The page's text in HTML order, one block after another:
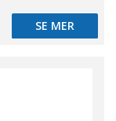
SE MER
SE MER